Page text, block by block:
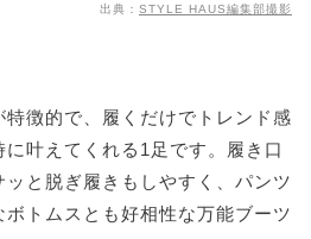
出典： STYLE HAUS編集部撮影
徴的で、履くだけでトレンド感
叶えてくれる1足です。履き口
と脱ぎ履きもしやすく、パンツ
トムスとも好相性な万能ブーツ